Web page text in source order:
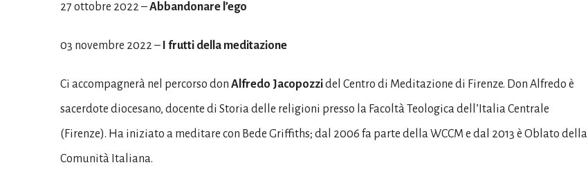
27 ottobre 2022 –Abbandonare l’ego
03 novembre 2022 – I frutti della meditazione
Ci accompagnerà nel percorso don Alfredo Jacopozzidel Centro di Meditazione di Firenze. Don Alfredo è
sacerdote diocesano, docente di Storia delle religioni presso la Facoltà Teologica dell’Italia Centrale
(Firenze). Ha iniziato a meditare con Bede Griffiths; dal 2006 fa parte della WCCM e dal 2013 è Oblato della
Comunità Italiana.